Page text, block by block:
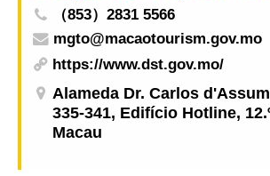
（853）2831 5566
mgto@macaotourism.gov.mo
https://www.dst.gov.mo/
Alameda Dr. Carlos
335-341, Edifício Hotline,
Macau